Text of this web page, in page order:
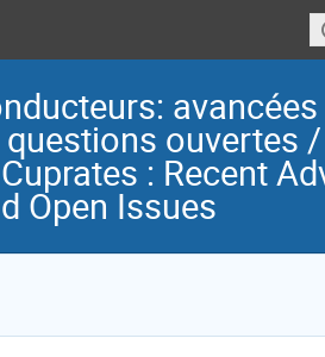
ouvertes /
: Recent
Open Issues